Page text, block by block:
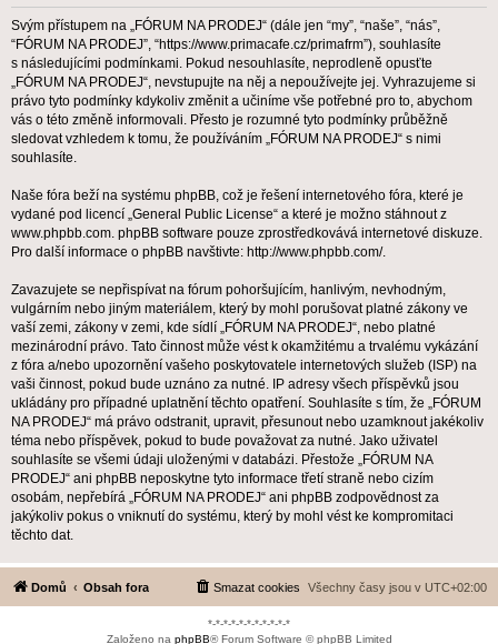
Svým přístupem na „FÓRUM NA PRODEJ“ (dále jen “my”, “naše”, “nás”,
“FÓRUM NA PRODEJ”, “https://www.primacafe.cz/primafrm”), souhlasíte
s následujícími podmínkami. Pokud nesouhlasíte, neprodleně opusťte
„FÓRUM NA PRODEJ“, nevstupujte na něj a nepoužívejte jej. Vyhrazujeme si
právo tyto podmínky kdykoliv změnit a učiníme vše potřebné pro to, abychom
vás o této změně informovali. Přesto je rozumné tyto podmínky průběžně
sledovat vzhledem k tomu, že používáním „FÓRUM NA PRODEJ“ s nimi
souhlasíte.
Naše fóra beží na systému phpBB, což je řešení internetového fóra, které je
vydané pod licencí „General Public License“ a které je možno stáhnout z
www.phpbb.com. phpBB software pouze zprostředkovává internetové diskuze.
Pro další informace o phpBB navštivte: http://www.phpbb.com/.
Zavazujete se nepřispívat na fórum pohoršujícím, hanlivým, nevhodným,
vulgárním nebo jiným materiálem, který by mohl porušovat platné zákony ve
vaší zemi, zákony v zemi, kde sídlí „FÓRUM NA PRODEJ“, nebo platné
mezinárodní právo. Tato činnost může vést k okamžitému a trvalému vykázání
z fóra a/nebo upozornění vašeho poskytovatele internetových služeb (ISP) na
vaši činnost, pokud bude uznáno za nutné. IP adresy všech příspěvků jsou
ukládány pro případné uplatnění těchto opatření. Souhlasíte s tím, že „FÓRUM
NA PRODEJ“ má právo odstranit, upravit, přesunout nebo uzamknout jakékoliv
téma nebo příspěvek, pokud to bude považovat za nutné. Jako uživatel
souhlasíte se všemi údaji uloženými v databázi. Přestože „FÓRUM NA
PRODEJ“ ani phpBB neposkytne tyto informace třetí straně nebo cizím
osobám, nepřebírá „FÓRUM NA PRODEJ“ ani phpBB zodpovědnost za
jakýkoliv pokus o vniknutí do systému, který by mohl vést ke kompromitaci
těchto dat.
Domů Obsah fora Všechny časy jsou v UTC+02:00
Smazat cookies
*-*-*-*-*-*-*-*-*-*-*
Založeno na phpBB® Forum Software © phpBB Limited